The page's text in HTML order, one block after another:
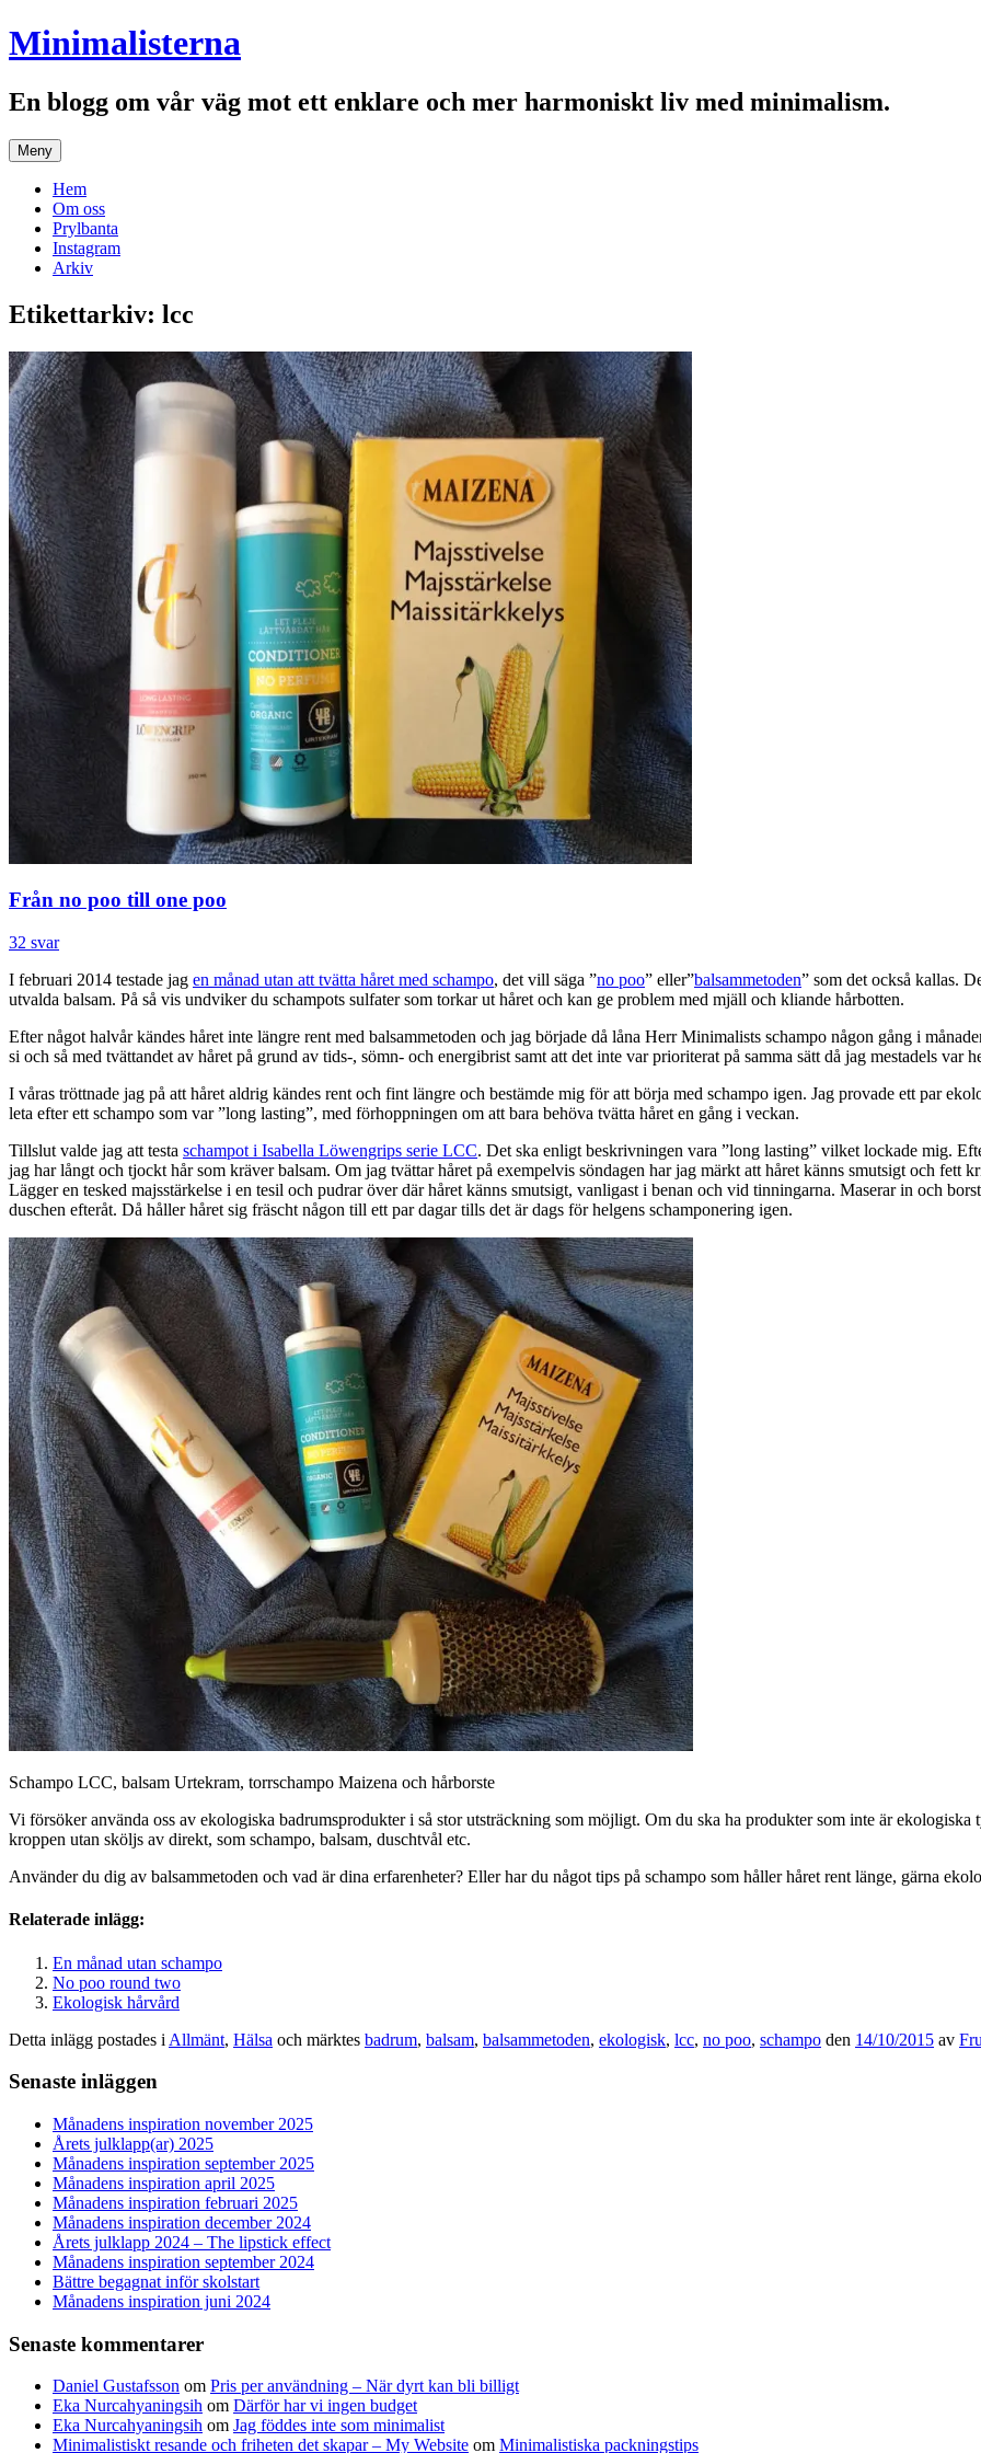
Hoppa
till
Minimalisterna
En blogg om vår väg mot ett enklare och mer harmoniskt liv med minimalism.
Meny
Hem
Om oss
Prylbanta
Instagram
Arkiv
Etikettarkiv: lcc
Från no poo till one poo
32 svar
I februari 2014 testade jag en månad utan att tvätta håret med schampo, det vill säga ”no poo” eller”balsammetoden” som det också kallas.
utvalda balsam. På så vis undviker du schampots sulfater som torkar ut håret och kan ge problem med mjäll och kliande hårbotten.
Efter något halvår kändes håret inte längre rent med balsammetoden och jag började då låna Herr Minimalists schampo någon gång i
si och så med tvättandet av håret på grund av tids-, sömn- och energibrist samt att det inte var prioriterat på samma sätt då jag mestadels var
I våras tröttnade jag på att håret aldrig kändes rent och fint längre och bestämde mig för att börja med schampo igen. Jag provade ett par
leta efter ett schampo som var ”long lasting”, med förhoppningen om att bara behöva tvätta håret en gång i veckan.
Tillslut valde jag att testa schampot i Isabella Löwengrips serie LCC. Det ska enligt beskrivningen vara ”long lasting” vilket lockade mig.
jag har långt och tjockt hår som kräver balsam. Om jag tvättar håret på exempelvis söndagen har jag märkt att håret känns smutsigt och fett
Lägger en tesked majsstärkelse i en tesil och pudrar över där håret känns smutsigt, vanligast i benan och vid tinningarna. Maserar in och
duschen efteråt. Då håller håret sig fräscht någon till ett par dagar tills det är dags för helgens schamponering igen.
Schampo LCC, balsam Urtekram, torrschampo Maizena och hårborste
Vi försöker använda oss av ekologiska badrumsprodukter i så stor utsträckning som möjligt. Om du ska ha produkter som inte är
kroppen utan sköljs av direkt, som schampo, balsam, duschtvål etc.
Använder du dig av balsammetoden och vad är dina erfarenheter? Eller har du något tips på schampo som håller håret rent länge, gärna
Relaterade inlägg:
En månad utan schampo
No poo round two
Ekologisk hårvård
Detta inlägg postades i Allmänt, Hälsa och märktes badrum, balsam, balsammetoden, ekologisk, lcc, no poo, schampo den 14/10/2015 av
Senaste inläggen
Månadens inspiration november 2025
Årets julklapp(ar) 2025
Månadens inspiration september 2025
Månadens inspiration april 2025
Månadens inspiration februari 2025
Månadens inspiration december 2024
Årets julklapp 2024 – The lipstick effect
Månadens inspiration september 2024
Bättre begagnat inför skolstart
Månadens inspiration juni 2024
Senaste kommentarer
Daniel Gustafsson om Pris per användning – När dyrt kan bli billigt
Eka Nurcahyaningsih om Därför har vi ingen budget
Eka Nurcahyaningsih om Jag föddes inte som minimalist
Minimalistiskt resande och friheten det skapar – My Website om Minimalistiska packningstips